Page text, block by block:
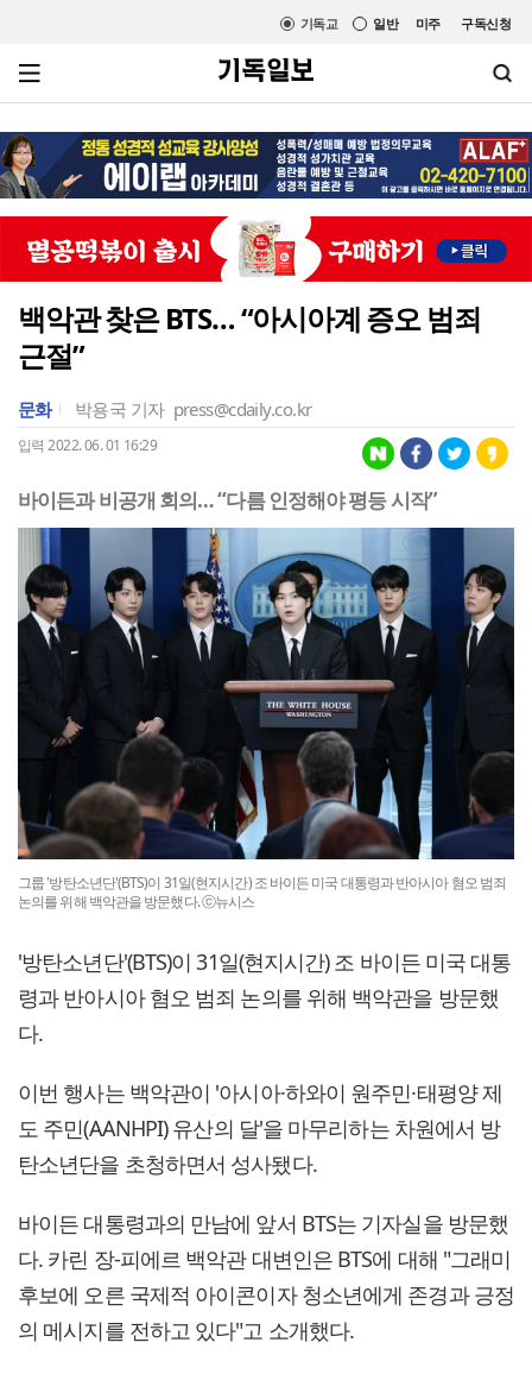
미주 구독신청
일반
기독교
백악관 찾은 BTS… “아시아계 증오 범죄
근절”
문화 박용국 기자 press@cdaily.co.kr
입력 2022. 06. 01 16:29
바이든과 비공개 회의… “다름 인정해야 평등 시작”
그룹 '방탄소년단'(BTS)이 31일(현지시간) 조 바이든 미국 대통령과 반아시아 혐오 범죄
논의를 위해 백악관을 방문했다. ⓒ뉴시스
'방탄소년단'(BTS)이 31일(현지시간) 조 바이든 미국 대통
령과 반아시아 혐오 범죄 논의를 위해 백악관을 방문했
다.
이번 행사는 백악관이 '아시아·하와이 원주민·태평양 제
도 주민(AANHPI) 유산의 달'을 마무리하는 차원에서 방
탄소년단을 초청하면서 성사됐다.
바이든 대통령과의 만남에 앞서 BTS는 기자실을 방문했
다. 카린 장-피에르 백악관 대변인은 BTS에 대해 "그래미
후보에 오른 국제적 아이콘이자 청소년에게 존경과 긍정
의 메시지를 전하고 있다"고 소개했다.